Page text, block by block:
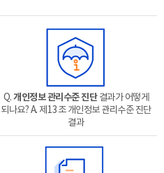
Q.개인정보 관리수준 진단결과가 어떻게
되나요?A. 제13조 개인정보 관리수준 진단
결과